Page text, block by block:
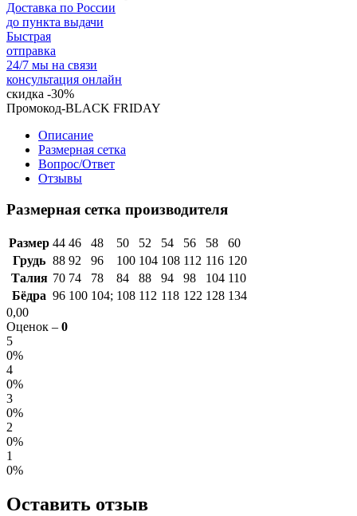
Доставка по России
до пункта выдачи
Быстрая
отправка
24/7 мы на связи
консультация онлайн
скидка -30%
Промокод-BLACK FRIDAY
Описание
Размерная сетка
Вопрос/Ответ
Отзывы
Размерная сетка производителя
Размер 44 46 48 50 52 54 56 58
60
Грудь 88 92 96 100 104 108 112 116 120
Талия 70 74 78 84 88 94 98 104 110
Бёдра 96 100 104; 108 112 118 122 128 134
0,00
Оценок – 0
5
0%
4
0%
3
0%
2
0%
1
0%
Оставить отзыв